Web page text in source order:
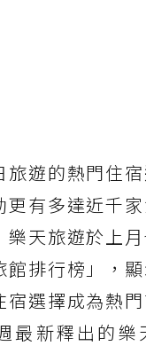
旅遊的熱門住
更有多達近千
樂天旅遊於上
館排行榜」，
選擇成為熱門
最新釋出的樂